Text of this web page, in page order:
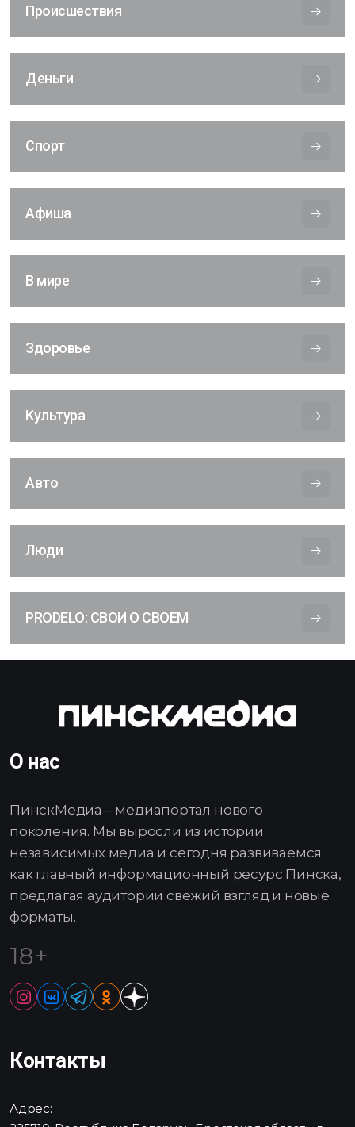
Происшествия
Деньги
Спорт
Афиша
В мире
Здоровье
Культура
Авто
Люди
PRODELO: СВОИ О СВОЕМ
О нас
ПинскМедиа – медиапортал нового
поколения. Мы выросли из истории
независимых медиа и сегодня развиваемся
как главный информационный ресурс Пинска,
предлагая аудитории свежий взгляд и новые
форматы.
18+
Контакты
Адрес: